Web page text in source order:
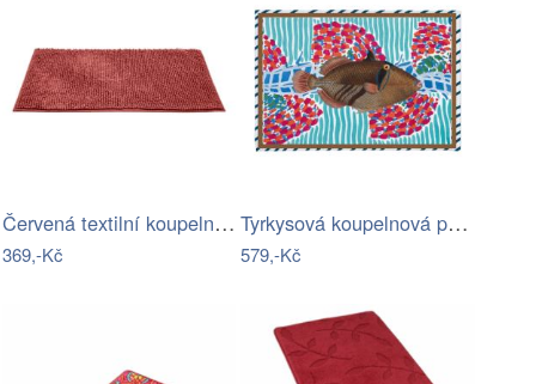
Červená textilní koupelnová předložka…
369,-Kč
Tyrkysová koupelnová předložka 40x60 cm…
579,-Kč